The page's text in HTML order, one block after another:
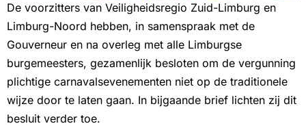
De voorzitters van Veiligheidsregio Zuid-Limburg en
Limburg-Noord hebben, in samenspraak met de
Gouverneur en na overleg met alle Limburgse
burgemeesters, gezamenlijk besloten om de vergunning
plichtige carnavalsevenementen niet op de traditionele
wijze door te laten gaan. In bijgaande brief lichten zij dit
besluit verder toe.